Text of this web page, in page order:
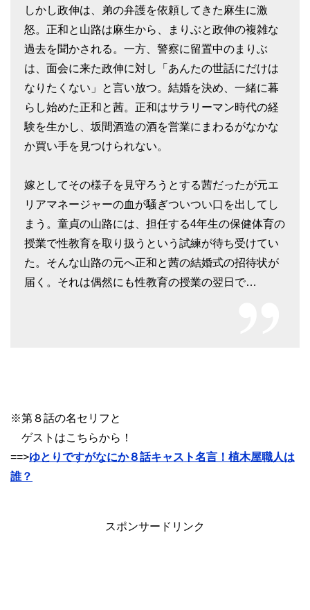
しかし政伸は、弟の弁護を依頼してきた麻生に激
怒。正和と山路は麻生から、まりぶと政伸の複雑な
過去を聞かされる。一方、警察に留置中のまりぶ
は、面会に来た政伸に対し「あんたの世話にだけは
なりたくない」と言い放つ。結婚を決め、一緒に暮
らし始めた正和と茜。正和はサラリーマン時代の経
験を生かし、坂間酒造の酒を営業にまわるがなかな
か買い手を見つけられない。
嫁としてその様子を見守ろうとする茜だったが元エ
リアマネージャーの血が騒ぎついつい口を出してし
まう。童貞の山路には、担任する4年生の保健体育の
授業で性教育を取り扱うという試練が待ち受けてい
た。そんな山路の元へ正和と茜の結婚式の招待状が
届く。それは偶然にも性教育の授業の翌日で…
※第８話の名セリフと
ゲストはこちらから！
==>ゆとりですがなにか８話キャスト名言！植木屋職人は
誰？
スポンサードリンク